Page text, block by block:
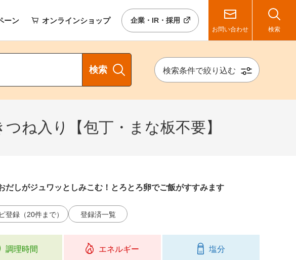
ーン オンラインショップ 企業・IR・採用
お問い合わせ 検索
検索 検索条件で絞り込む
ね入り【包丁・まな板不要】
だしがジュワッとしみこむ！とろとろ卵でご飯がすすみます
登録（20件まで） 登録済一覧
調理時間 エネルギー 塩分